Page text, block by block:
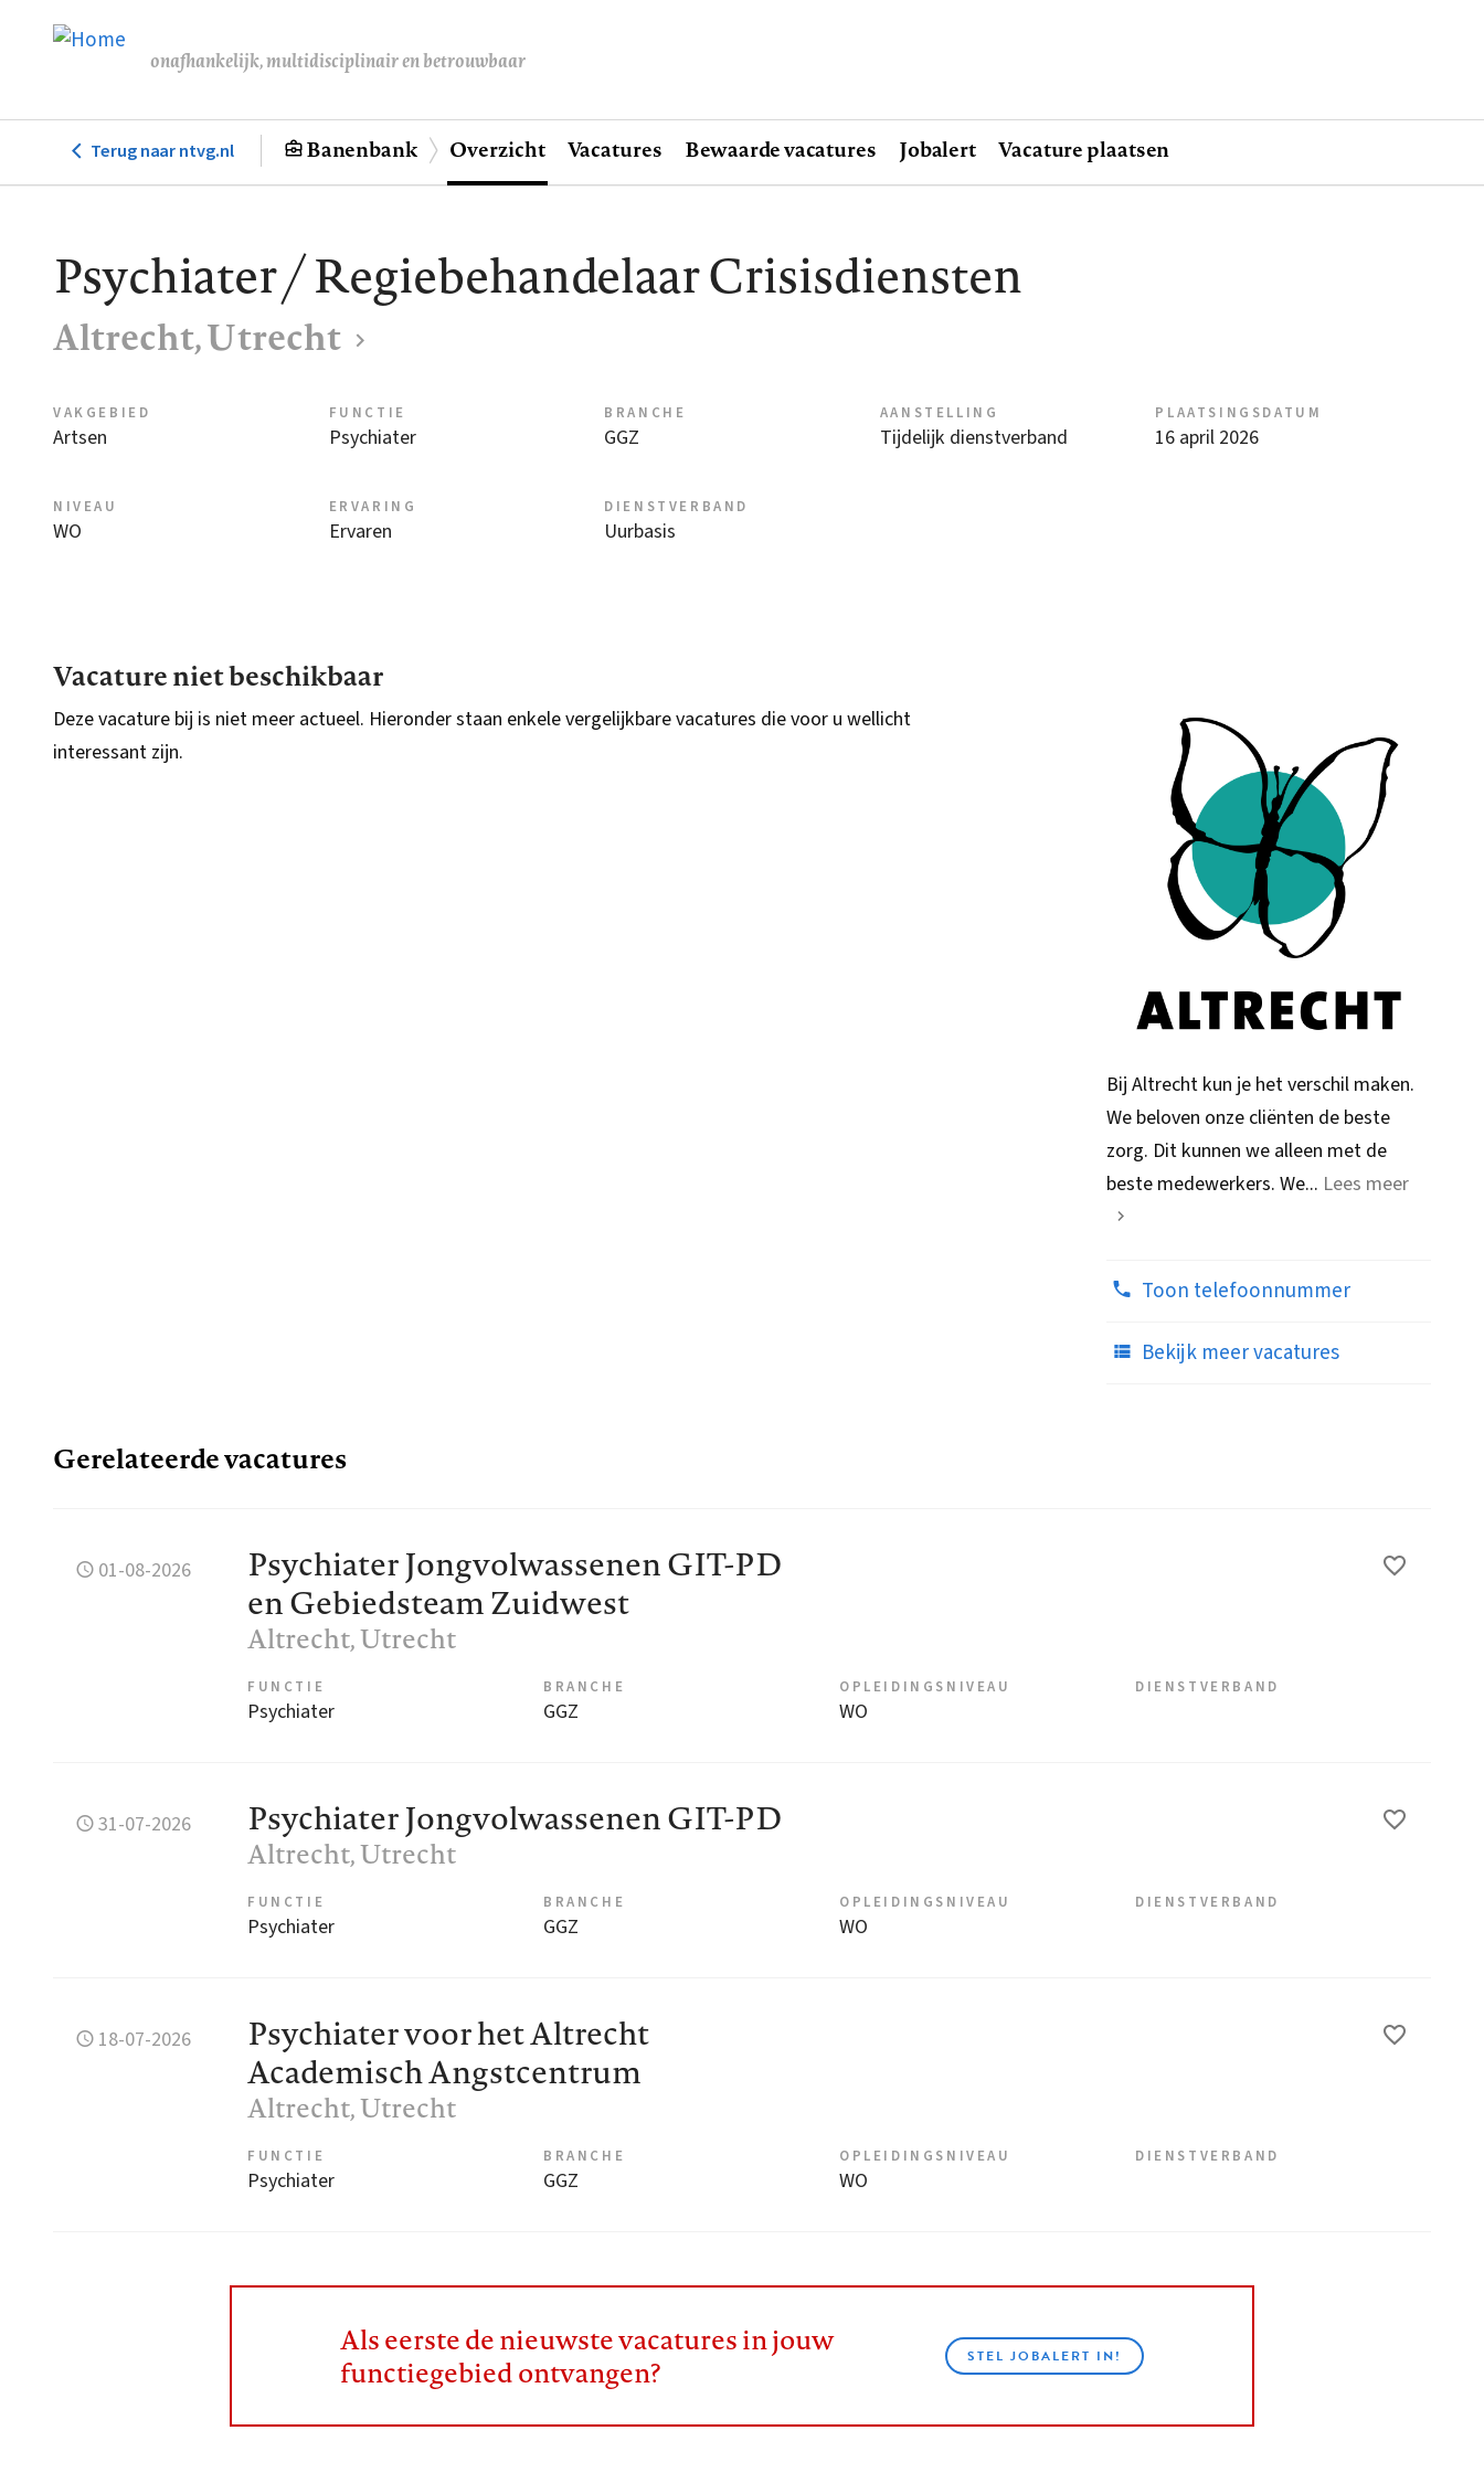
de
onafhankelijk, multidisciplinair en betrouwbaar
Hoofdnavigatie
Terug naar ntvg.nl Banenbank Overzicht Vacatures Bewaarde vacatures Jobalert Vacature plaatsen
Psychiater / Regiebehandelaar Crisisdiensten
Altrecht, Utrecht
VAKGEBIED
Artsen
FUNCTIE
Psychiater
BRANCHE
GGZ
AANSTELLING
Tijdelijk dienstverband
PLAATSINGSDATUM
16 april 2026
NIVEAU
WO
ERVARING
Ervaren
DIENSTVERBAND
Uurbasis
Vacature niet beschikbaar
Deze vacature bij is niet meer actueel. Hieronder staan enkele vergelijkbare vacatures die voor u wellicht
interessant zijn.
Bij Altrecht kun je het verschil maken.
We beloven onze cliënten de beste
zorg. Dit kunnen we alleen met de
beste medewerkers. We... Lees meer
Toon telefoonnummer
Bekijk meer vacatures
Gerelateerde vacatures
01-08-2026
Psychiater Jongvolwassenen GIT-PD
en Gebiedsteam Zuidwest
Altrecht, Utrecht
FUNCTIE
Psychiater
BRANCHE
GGZ
OPLEIDINGSNIVEAU
WO
DIENSTVERBAND
31-07-2026 Psychiater Jongvolwassenen GIT-PD
Altrecht, Utrecht
FUNCTIE
Psychiater
BRANCHE
GGZ
OPLEIDINGSNIVEAU
WO
DIENSTVERBAND
18-07-2026
Psychiater voor het Altrecht
Academisch Angstcentrum
Altrecht, Utrecht
FUNCTIE
Psychiater
BRANCHE
GGZ
OPLEIDINGSNIVEAU
WO
DIENSTVERBAND
Als eerste de nieuwste vacatures in jouw
functiegebied ontvangen?
STEL JOBALERT IN!